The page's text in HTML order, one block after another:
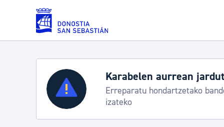
Eduki nagusira joan
Zerbitzuak
Errolda eta gai pertsonalak
Aste
Abuztuak 8-15